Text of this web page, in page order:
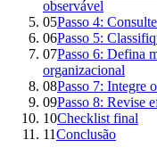
observável
05Passo 4:
06Passo 5:
07Passo 6: Defina
organizacional
08Passo 7: Integre
09Passo 8: Revise
10Checklist final
11Conclusão